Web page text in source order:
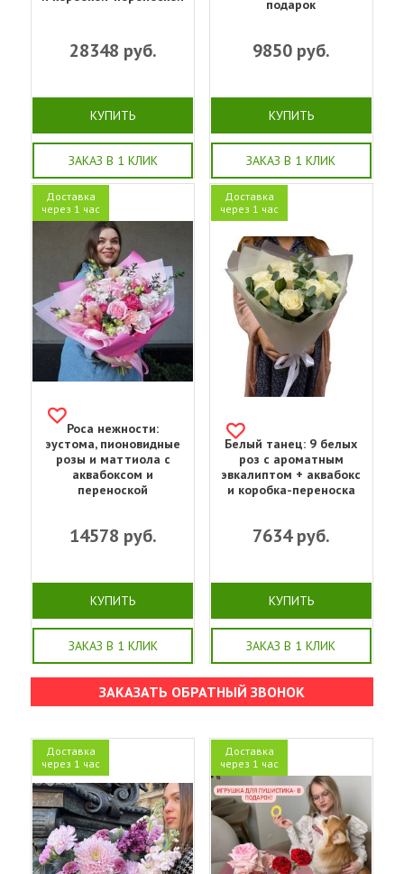
28348 руб.
КУПИТЬ
ЗАКАЗ В 1 КЛИК
подарок
9850руб.
КУПИТЬ
ЗАКАЗ В 1 КЛИК
Доставка
через 1 час
Роса нежности:
эустома, пионовидные
розы и маттиола с
аквабоксом и
переноской
14578 руб.
КУПИТЬ
ЗАКАЗ В 1 КЛИК
Доставка
через 1 час
Белый танец: 9 белых
роз с ароматным
эвкалиптом + аквабокс
и коробка-переноска
7634руб.
КУПИТЬ
ЗАКАЗ В 1 КЛИК
ЗАКАЗАТЬ ОБРАТНЫЙ ЗВОНОК
Доставка
через 1 час
Доставка
через 1 час